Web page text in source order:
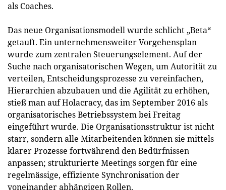
als Coaches.
Das neue Organisationsmodell wurde schlicht „Beta“
getauft. Ein unternehmensweiter Vorgehensplan
wurde zum zentralen Steuerungselement. Auf der
Suche nach organisatorischen Wegen, um Autorität zu
verteilen, Entscheidungsprozesse zu vereinfachen,
Hierarchien abzubauen und die Agilität zu erhöhen,
stieß man auf Holacracy, das im September 2016 als
organisatorisches Betriebssystem bei Freitag
eingeführt wurde. Die Organisationsstruktur ist nicht
starr, sondern alle Mitarbeitenden können sie mittels
klarer Prozesse fortwährend den Bedürfnissen
anpassen; strukturierte Meetings sorgen für eine
regelmässige, effiziente Synchronisation der
voneinander abhängigen Rollen.